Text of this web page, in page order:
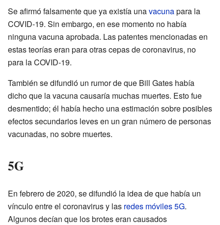
Se afirmó falsamente que ya existía unavacunapara la
COVID-19. Sin embargo, en ese momento no había
ninguna vacuna aprobada. Las patentes mencionadas en
estas teorías eran para otras cepas de coronavirus, no
para la COVID-19.
También se difundió un rumor de que Bill Gates había
dicho que la vacuna causaría muchas muertes. Esto fue
desmentido; él había hecho una estimación sobre posibles
efectos secundarios leves en un gran número de personas
vacunadas, no sobre muertes.
5G
En febrero de 2020, se difundió la idea de que había un
vínculo entre el coronavirus y las redes móviles 5G.
Algunos decían que los brotes eran causados